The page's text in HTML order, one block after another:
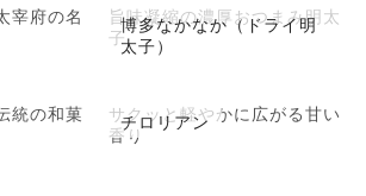
宰府の名
博多なかなか（ドライ明
太子）
旨味凝縮の濃厚おつまみ明太
子
統の和菓
チロリアン
サクッと軽やかに広がる甘い
香り